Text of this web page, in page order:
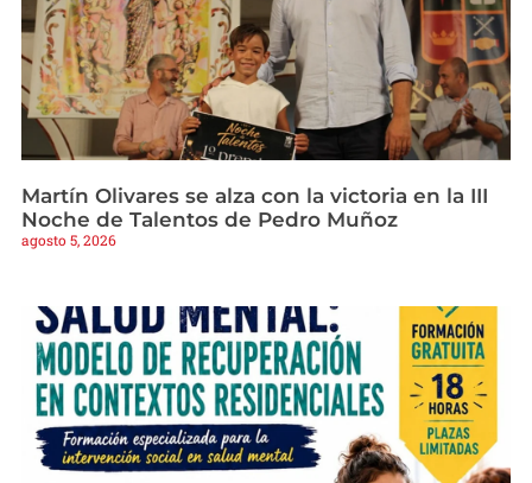
Martín Olivares se alza con la victoria en la III
Noche de Talentos de Pedro Muñoz
agosto 5, 2026